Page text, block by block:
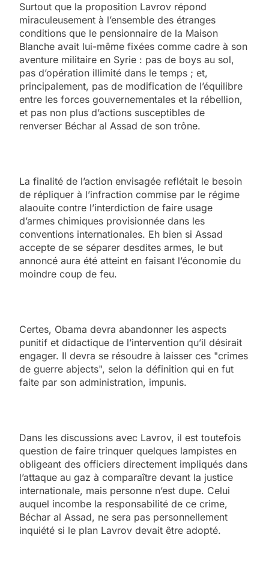
Surtout que la proposition Lavrov répond
miraculeusement à l’ensemble des étranges
conditions que le pensionnaire de la Maison
Blanche avait lui-même fixées comme cadre à son
aventure militaire en Syrie : pas de boys au sol,
pas d’opération illimité dans le temps ; et,
principalement, pas de modification de l’équilibre
entre les forces gouvernementales et la rébellion,
et pas non plus d’actions susceptibles de
renverser Béchar al Assad de son trône.
La finalité de l’action envisagée reflétait le besoin
de répliquer à l’infraction commise par le régime
alaouite contre l’interdiction de faire usage
d’armes chimiques provisionnée dans les
conventions internationales. Eh bien si Assad
accepte de se séparer desdites armes, le but
annoncé aura été atteint en faisant l’économie du
moindre coup de feu.
Certes, Obama devra abandonner les aspects
punitif et didactique de l’intervention qu’il désirait
engager. Il devra se résoudre à laisser ces "crimes
de guerre abjects", selon la définition qui en fut
faite par son administration, impunis.
Dans les discussions avec Lavrov, il est toutefois
question de faire trinquer quelques lampistes en
obligeant des officiers directement impliqués dans
l’attaque au gaz à comparaître devant la justice
internationale, mais personne n’est dupe. Celui
auquel incombe la responsabilité de ce crime,
Béchar al Assad, ne sera pas personnellement
inquiété si le plan Lavrov devait être adopté.